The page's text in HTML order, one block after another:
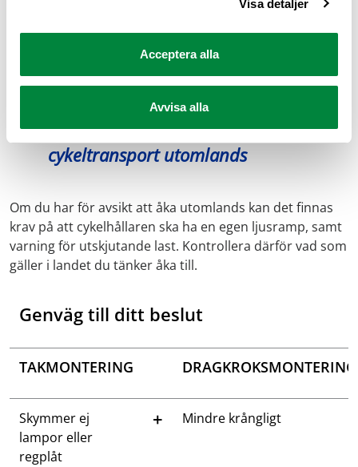
Visa detaljer
Acceptera alla
Avvisa alla
beställs via Transportstyrelsens e-tjänst och kostar för
närvarande 62 kronor.
Kontrollera vad som gäller för
cykeltransport utomlands
Om du har för avsikt att åka utomlands kan det finnas
krav på att cykelhållaren ska ha en egen ljusramp, samt
varning för utskjutande last. Kontrollera därför vad som
gäller i landet du tänker åka till.
Genväg till ditt beslut
TAKMONTERING DRAGKROKSMONTERING
Skymmer ej
lampor eller
regplåt
+ Mindre krångligt